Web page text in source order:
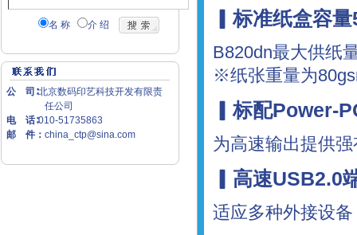
名 称 介 绍
公 司∶北京数码印艺科技开发有限责
任公司
电 话∶010-51735863
邮 件： china_ctp@sina.com
▎标准纸盒容
B820dn最大供纸
※纸张重量为
▎标配Power-
为高速输出提供
▎高速USB2.0
适应多种外接设